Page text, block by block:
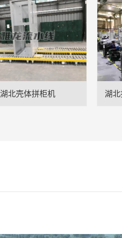
湖北壳体拼柜机 湖